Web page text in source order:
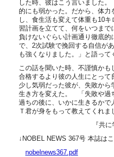
した時、彼はこう言いました
的にも弱かった。だから、体
し、食生活も変えて体重も10
習計画を立てて、何をいつまで
負けないぐらい計画通り徹底
で、2次試験で挽回する自信が
も強くなりました。」と語って
この話を聞いた時、不謹慎か
合格するより彼の人生にとっ
少し気弱だった彼が、失敗か
生き方を変えた。 「失敗や過
過ちの後に、いかに生きるか
Ｔ君が身をもって教えてくれま
『共
↓NOBEL NEWS 367号 本誌は
nobelnews367.pdf